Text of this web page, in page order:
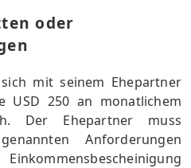
oder
mit seinem Ehepartner
USD 250 an monatlichem
Der Ehepartner muss
Anforderungen